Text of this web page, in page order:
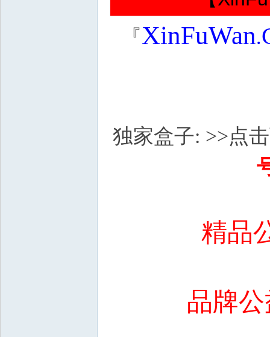
『XinFuWan.
独家盒子: >>点
精品
品牌